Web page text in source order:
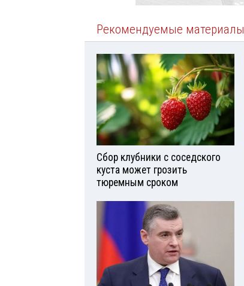
Рекомендуемые материалы
Сбор клубники с соседского
куста может грозить
тюремным сроком